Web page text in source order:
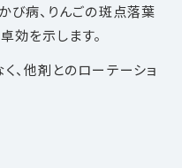
び病、りんごの斑点落葉
効を示します。
、他剤とのローテーショ